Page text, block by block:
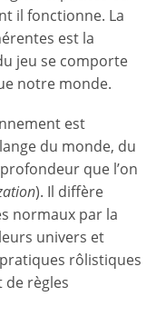
il fonctionne. La
est la
jeu se comporte
notre monde.
est
du monde, du
que l’on
). Il diffère
normaux par la
univers et
rôlistiques
règles